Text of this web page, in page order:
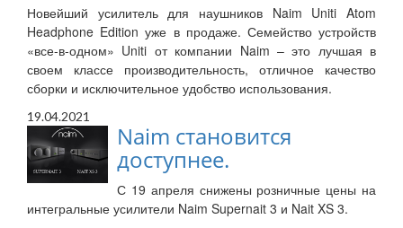
Новейший усилитель для наушников Naim Uniti Atom
Headphone Edition уже в продаже. Семейство устройств
«все-в-одном» Uniti от компании Naim – это лучшая в
своем классе производительность, отличное качество
сборки и исключительное удобство использования.
19.04.2021
Naim становится
доступнее.
С 19 апреля снижены розничные цены на
интегральные усилители Naim Supernait 3 и Nait XS 3.